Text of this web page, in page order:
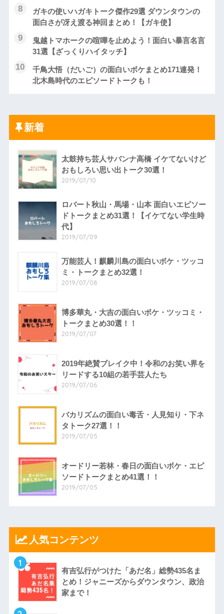
ガキの使いハガキトーク傑作29選 ダウンタウンの
面白さが冴え渡る神回まとめ！【ガキ使】
鬼越トマホークの喧嘩を止めよう！面白い暴言名言
31選【ざっくりハイタッチ】
千鳥大悟（だいご）の面白いボケまとめ171連発！
北木島時代のエピソードトークも！
新着
太鼓持ち芸人サバンナ高橋 イケてないけど
おもしろい思い出トーク30選！
2019/07/10
ロバート秋山・馬場・山本 面白いエピソー
ドトークまとめ31選！【イケてない学生時
代】
2019/07/09
万能芸人！麒麟川島の面白いボケ・ツッコ
ミ・トークまとめ32選！
2019/07/08
博多華丸・大吉の面白いボケ・ツッコミ・
トークまとめ30選！！
2019/07/07
2019年絶賛ブレイク中！令和のお笑い界を
リードする10組の若手芸人たち
2019/07/06
バカリズムの面白い毒舌・人見知り・下ネ
タトーク27選！！
2019/07/05
オードリー若林・春日の面白いボケ・エピ
ソードトークまとめ41選！！
2019/07/05
人気コンテンツ
1
有吉弘行がつけた「あだ名」総勢435名ま
とめ！ジャニーズからダウンタウン、政治
家まで！